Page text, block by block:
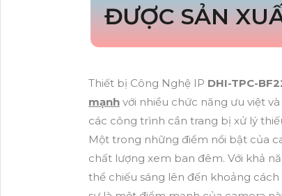
ĐƯỢC SẢN
Thiết bị Công Nghệ IP DHI-TPC-
mạnh với nhiều chức năng ưu việt
các công trình cần trang bị xử lý
Một trong những điểm nổi bật của
chất lượng xem ban đêm. Với khả
thể chiếu sáng lên đến khoảng